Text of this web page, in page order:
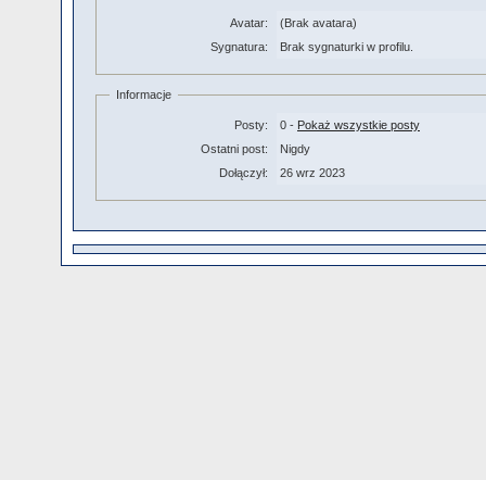
Avatar:
(Brak avatara)
Sygnatura:
Brak sygnaturki w profilu.
Informacje
Posty: 0 - Pokaż wszystkie posty
Ostatni post:
Nigdy
Dołączył:
26 wrz 2023